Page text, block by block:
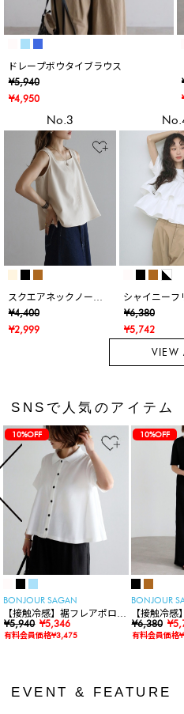
ドレープボウタイブラウス
¥5,940
¥4,950
No.3
スクエアネックノース
リブラウス
¥4,400
¥2,999
シャイニーフ
ツ
¥6,380
¥5,742
VIEW
SNSで人気のアイテム
10%OFF
BONJOUR SAGAN
【接触冷感】裾フレアポロシ
ャツ
¥5,940 ¥5,346
有料会員価格¥3,475
10%OFF
BONJOUR
【接触冷感
カットワン
¥6,380
有料会員価格
EVENT & FEATURE